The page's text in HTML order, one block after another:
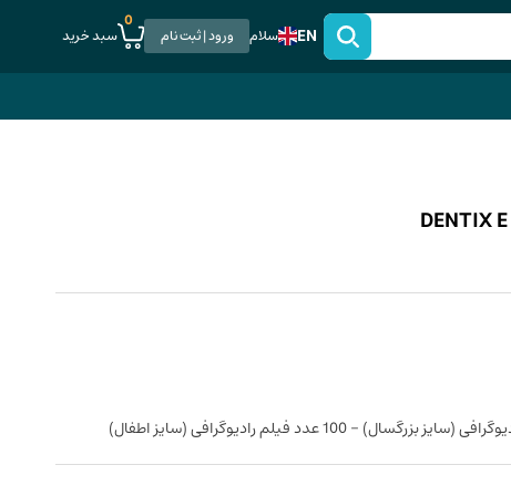
EN سلام ورود | ثبت نام
0
سبد خرید